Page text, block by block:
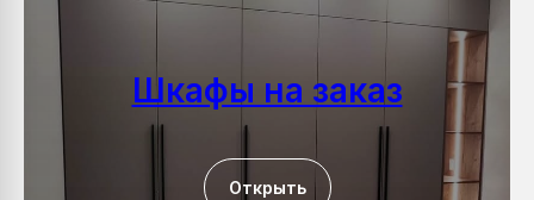
Шкафы на заказ
Открыть